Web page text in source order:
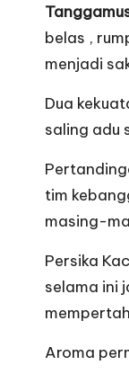
belas ,
menjadi
Dua
saling adu
tim
masing-
Persika
selama ini
Aroma